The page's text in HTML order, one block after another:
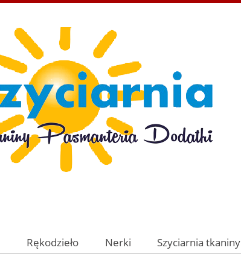
Rękodzieło Nerki Szyciarnia tkaniny